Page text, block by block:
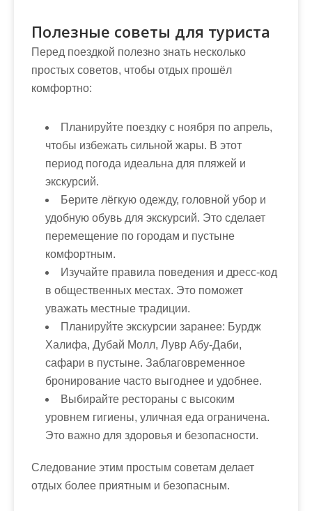
Полезные советы для туриста
Перед поездкой полезно знать несколько
простых советов, чтобы отдых прошёл
комфортно:
Планируйте поездку с ноября по апрель,
чтобы избежать сильной жары. В этот
период погода идеальна для пляжей и
экскурсий.
Берите лёгкую одежду, головной убор и
удобную обувь для экскурсий. Это сделает
перемещение по городам и пустыне
комфортным.
Изучайте правила поведения и дресс-код
в общественных местах. Это поможет
уважать местные традиции.
Планируйте экскурсии заранее: Бурдж
Халифа, Дубай Молл, Лувр Абу-Даби,
сафари в пустыне. Заблаговременное
бронирование часто выгоднее и удобнее.
Выбирайте рестораны с высоким
уровнем гигиены, уличная еда ограничена.
Это важно для здоровья и безопасности.
Следование этим простым советам делает
отдых более приятным и безопасным.